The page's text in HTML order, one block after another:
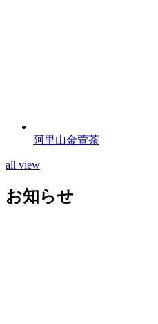
阿里山金萱茶
all view
お知らせ